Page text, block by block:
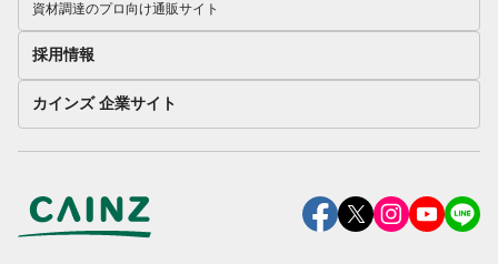
資材調達のプロ向け通販サイト
採用情報
カインズ 企業サイト